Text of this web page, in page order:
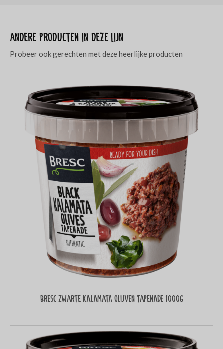
Andere producten in deze lijn
Probeer ook gerechten met deze heerlijke producten
Bresc Zwarte Kalamata olijven tapenade 1000g